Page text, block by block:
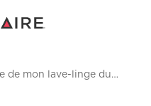
de mon lave-linge du